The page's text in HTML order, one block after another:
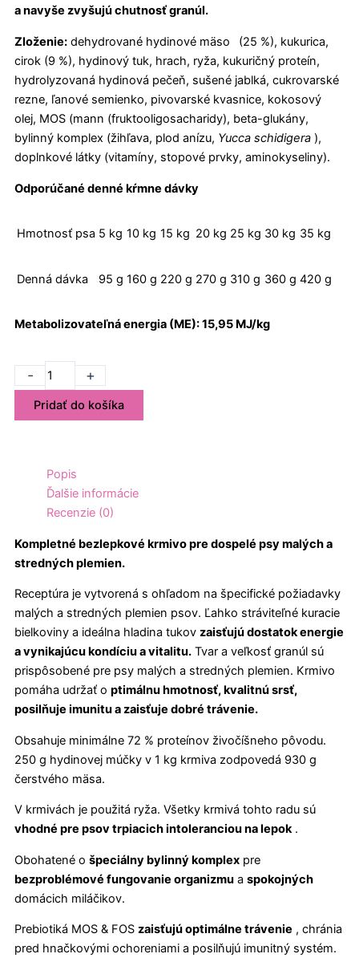
a navyše zvyšujú chutnosť granúl.
Zloženie: dehydrované hydinové mäso
(25 %), kukurica,
cirok (9 %), hydinový tuk, hrach, ryža, kukuričný proteín,
hydrolyzovaná hydinová pečeň, sušené jablká, cukrovarské
rezne, ľanové semienko, pivovarské kvasnice, kokosový
olej, MOS (mann (fruktooligosacharidy), beta-glukány,
bylinný komplex (žihľava, plod anízu, Yucca schidigera ),
doplnkové látky (vitamíny, stopové prvky, aminokyseliny).
Odporúčané denné kŕmne dávky
Hmotnosť psa 5 kg 10 kg 15 kg 20 kg 25 kg 30 kg 35 kg
Denná dávka 95 g 160 g 220 g 270 g 310 g 360 g 420 g
Metabolizovateľná energia (ME): 15,95 MJ/kg
-
množstvo
Eminent
Dog
+
Pridať do košíka
Popis
Ďalšie informácie
Recenzie (0)
Kompletné bezlepkové krmivo pre dospelé psy malých a
stredných plemien.
Receptúra je vytvorená s ohľadom na špecifické požiadavky
malých a stredných plemien psov. Ľahko stráviteľné kuracie
bielkoviny a ideálna hladina tukov zaisťujú dostatok energie
a vynikajúcu kondíciu a vitalitu. Tvar a veľkosť granúl sú
prispôsobené pre psy malých a stredných plemien. Krmivo
pomáha udržať o ptimálnu hmotnosť, kvalitnú srsť,
posilňuje imunitu a zaisťuje dobré trávenie.
Obsahuje minimálne 72 % proteínov živočíšneho pôvodu.
250 g hydinovej múčky v 1 kg krmiva zodpovedá 930 g
čerstvého mäsa.
V krmivách je použitá ryža. Všetky krmivá tohto radu sú
vhodné pre psov trpiacich intoleranciou na lepok.
Obohatené o špeciálny bylinný komplex pre
bezproblémové fungovanie organizmu a spokojných
domácich miláčikov.
Prebiotiká MOS & FOS zaisťujú optimálne trávenie , chránia
pred hnačkovými ochoreniami a posilňujú imunitný systém.